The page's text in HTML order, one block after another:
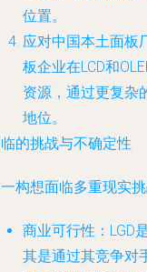
位置。
应对中国本土面板
板企业在LCD和
资源，通过更复杂
地位。
的挑战与不确定性
构想面临多重现实挑
商业可行性 ：
其是通过其竞争对